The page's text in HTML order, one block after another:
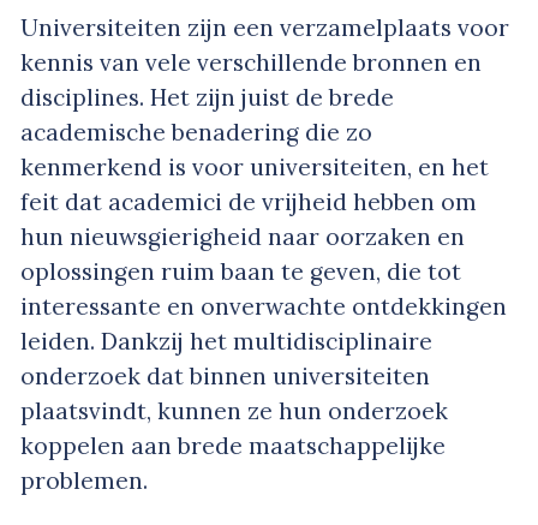
Universiteiten zijn een verzamelplaats voor
kennis van vele verschillende bronnen en
disciplines. Het zijn juist de brede
academische benadering die zo
kenmerkend is voor universiteiten, en het
feit dat academici de vrijheid hebben om
hun nieuwsgierigheid naar oorzaken en
oplossingen ruim baan te geven, die tot
interessante en onverwachte ontdekkingen
leiden. Dankzij het multidisciplinaire
onderzoek dat binnen universiteiten
plaatsvindt, kunnen ze hun onderzoek
koppelen aan brede maatschappelijke
problemen.